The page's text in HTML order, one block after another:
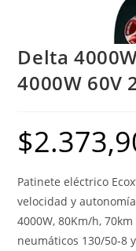
Delta
4000W 60V
$
Patinete eléctrico
velocidad y
4000W, 80Km/h,
neumáticos 130/50-8